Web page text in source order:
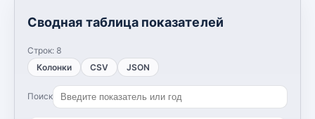
Сводная таблица показателей
Строк: 8
Колонки
CSV JSON
Поиск